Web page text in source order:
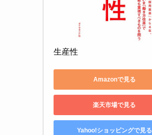
生産性
Amazonで見る
楽天市場で見る
Yahoo!ショッピングで見る